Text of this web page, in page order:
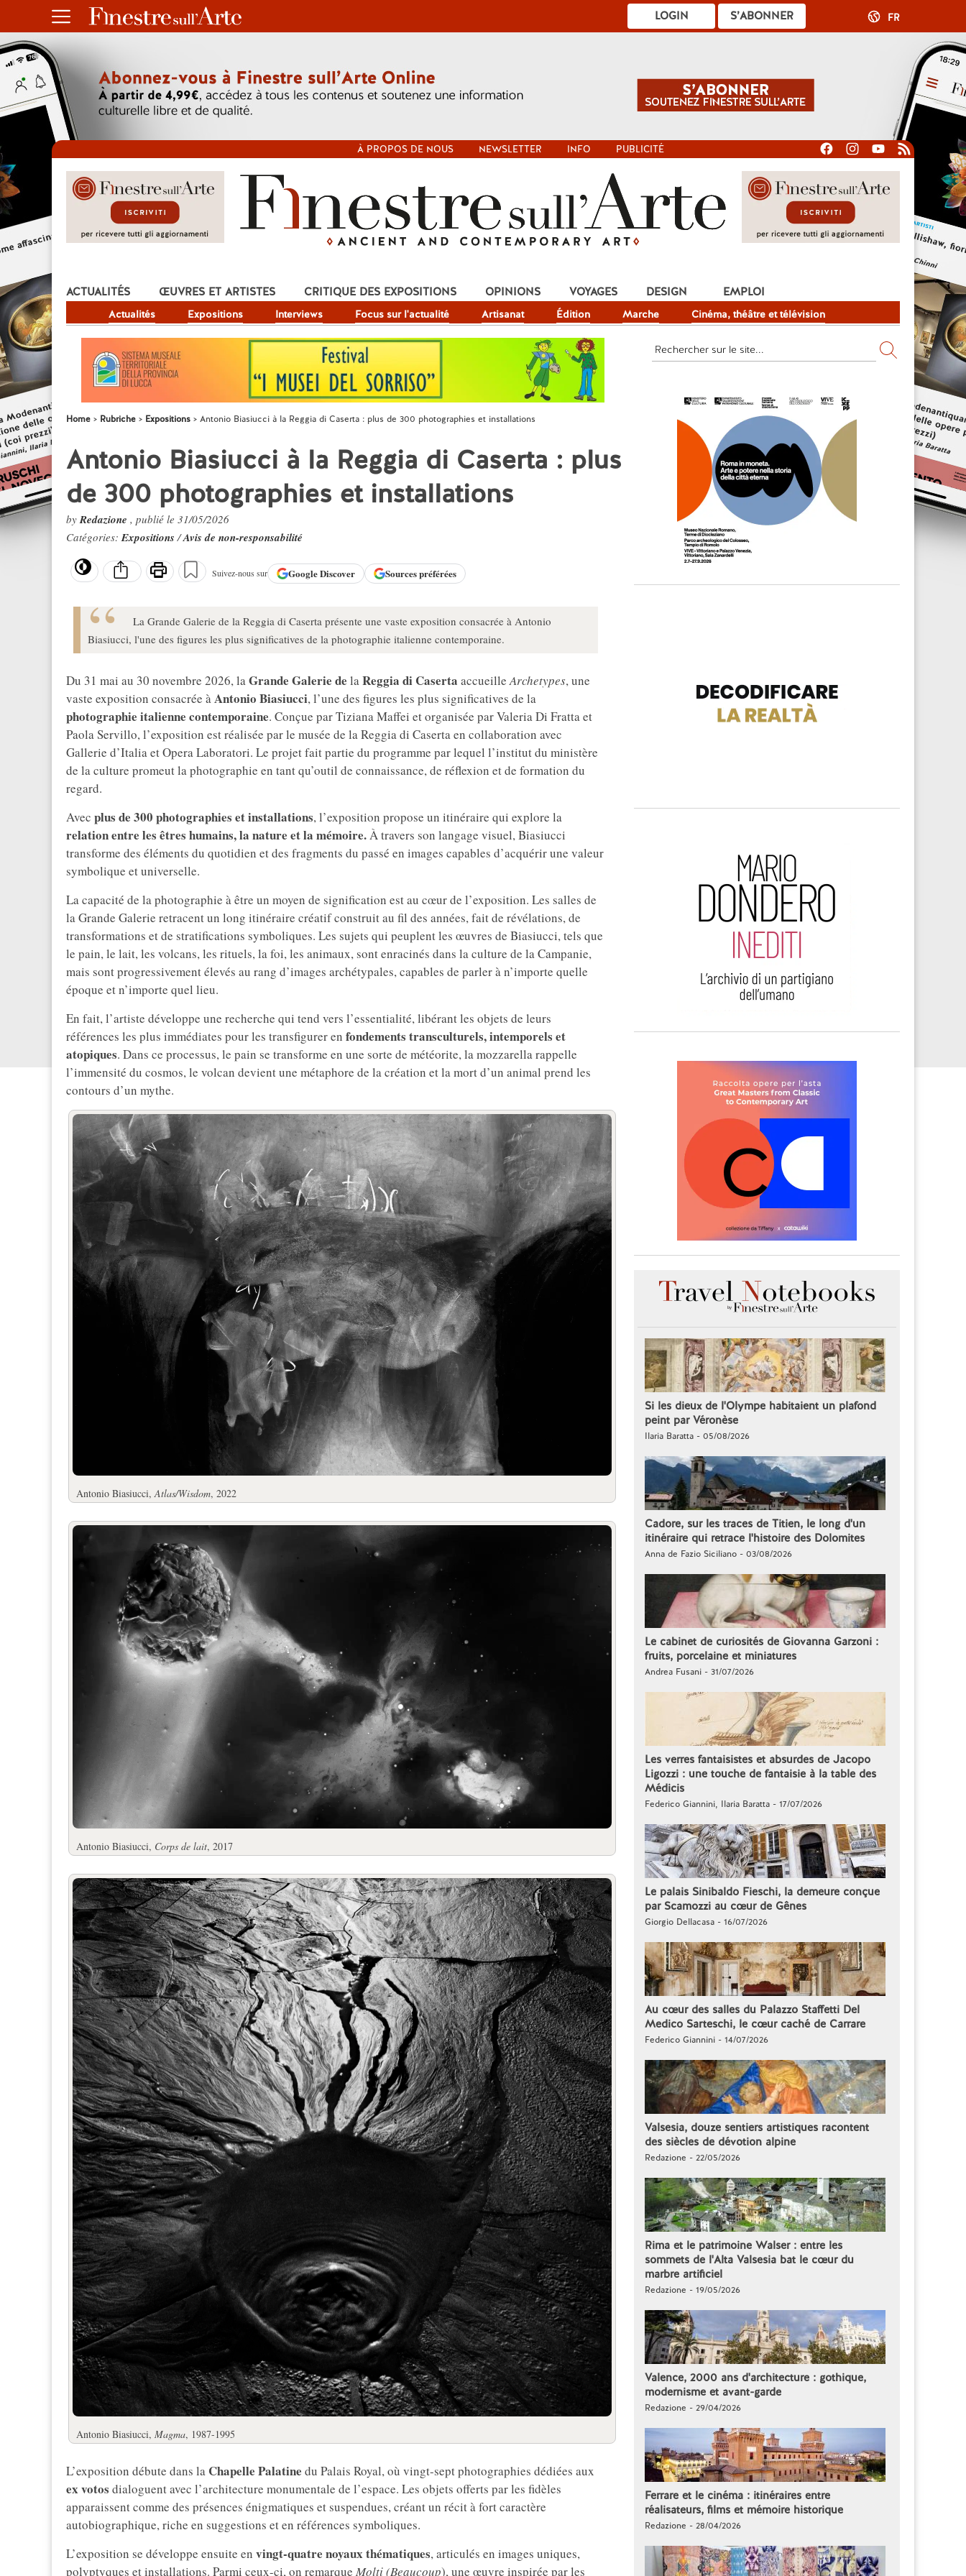
S’ABONNER
LOGIN FR
À PROPOS DE NOUS NEWSLETTER INFO PUBLICITÉ
ACTUALITÉS
Actualités Expositions Interviews Focus sur l'actualité Artisanat Édition Marche Cinéma, théâtre et télévision
ŒUVRES ET ARTISTES CRITIQUE DES EXPOSITIONS OPINIONS VOYAGES DESIGN EMPLOI
Home Rubriche Expositions Antonio Biasiucci à la Reggia di Caserta : plus de 300 photographies et installations
Antonio Biasiucci à la Reggia di Caserta : plus
de 300 photographies et installations
byRedazione , publié le 31/05/2026
Catégories:Expositions/Avis de non-responsabilité
Suivez-nous sur GoogleDiscover Sources préférées
La Grande Galerie de la Reggia di Caserta présente une vaste exposition consacrée à Antonio
Biasiucci, l'une des figures les plus significatives de la photographie italienne contemporaine.
Du 31 mai au 30 novembre 2026, laGrande Galerie de laReggia di Caserta accueilleArchetypes, une
vaste exposition consacrée àAntonio Biasiucci, l’une des figures les plus significatives de la
photographie italienne contemporaine. Conçue par Tiziana Maffei et organisée par Valeria Di Fratta et
Paola Servillo, l’exposition est réalisée par le musée de la Reggia di Caserta en collaboration avec
Gallerie d’Italia et Opera Laboratori. Le projet fait partie du programme par lequel l’institut du ministère
de la culture promeut la photographie en tant qu’outil de connaissance, de réflexion et de formation du
regard.
Avec plus de 300 photographies et installations, l’exposition propose un itinéraire qui explore la
relation entre les êtres humains, la nature et la mémoire.À travers son langage visuel, Biasiucci
transforme des éléments du quotidien et des fragments du passé en images capables d’acquérir une valeur
symbolique et universelle.
La capacité de la photographie à être un moyen de signification est au cœur de l’exposition. Les salles de
la Grande Galerie retracent un long itinéraire créatif construit au fil des années, fait de révélations, de
transformations et de stratifications symboliques. Les sujets qui peuplent les œuvres de Biasiucci, tels que
le pain, le lait, les volcans, les rituels, la foi, les animaux, sont enracinés dans la culture de la Campanie,
mais sont progressivement élevés au rang d’images archétypales, capables de parler à n’importe quelle
époque et n’importe quel lieu.
En fait, l’artiste développe une recherche qui tend vers l’essentialité, libérant les objets de leurs
références les plus immédiates pour les transfigurer en fondements transculturels, intemporels et
atopiques. Dans ce processus, le pain se transforme en une sorte de météorite, la mozzarella rappelle
l’immensité du cosmos, le volcan devient une métaphore de la création et la mort d’un animal prend les
contours d’un mythe.
Antonio Biasiucci,Atlas/Wisdom, 2022
Antonio Biasiucci, Corps de lait, 2017
Antonio Biasiucci, Magma, 1987-1995
L’exposition débute dans la Chapelle Palatine du Palais Royal, où vingt-sept photographies dédiées aux
ex votos dialoguent avec l’architecture monumentale de l’espace. Les objets offerts par les fidèles
apparaissent comme des présences énigmatiques et suspendues, créant un récit à fort caractère
autobiographique, riche en suggestions et en références symboliques.
L’exposition se développe ensuite en vingt-quatre noyaux thématiques, articulés en images uniques,
polyptyques et installations. Parmi ceux-ci, on remarque Molti (Beaucoup), une œuvre inspirée par les
Si les dieux de l'Olympe habitaient un plafond
peint par Véronèse
Ilaria Baratta - 05/08/2026
Cadore, sur les traces de Titien, le long d'un
itinéraire qui retrace l'histoire des Dolomites
Anna de Fazio Siciliano - 03/08/2026
Le cabinet de curiosités de Giovanna Garzoni :
fruits, porcelaine et miniatures
Andrea Fusani - 31/07/2026
Les verres fantaisistes et absurdes de Jacopo
Ligozzi : une touche de fantaisie à la table des
Médicis
Federico Giannini, Ilaria Baratta - 17/07/2026
Le palais Sinibaldo Fieschi, la demeure conçue
par Scamozzi au cœur de Gênes
Giorgio Dellacasa - 16/07/2026
Au cœur des salles du Palazzo Staffetti Del
Medico Sarteschi, le cœur caché de Carrare
Federico Giannini - 14/07/2026
Valsesia, douze sentiers artistiques racontent
des siècles de dévotion alpine
Redazione - 22/05/2026
Rima et le patrimoine Walser : entre les
sommets de l'Alta Valsesia bat le cœur du
marbre artificiel
Redazione - 19/05/2026
Valence, 2000 ans d'architecture : gothique,
modernisme et avant-garde
Redazione - 29/04/2026
Ferrare et le cinéma : itinéraires entre
réalisateurs, films et mémoire historique
Redazione - 28/04/2026